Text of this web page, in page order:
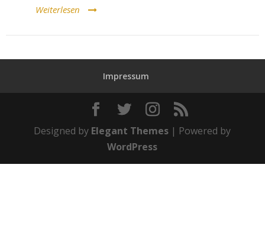
Weiterlesen
Impressum
Designed by Elegant Themes | Powered by
WordPress